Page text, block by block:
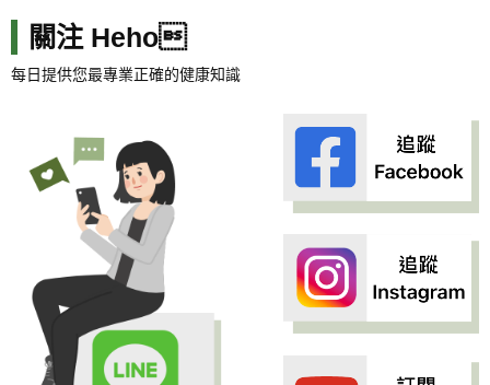
關注 Heho
每日提供您最專業正確的健康知識